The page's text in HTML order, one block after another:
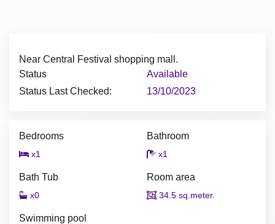
Near Central Festival shopping mall.
Status
Available
Status Last Checked:
13/10/2023
Bedrooms
x1
Bathroom
x1
Bath Tub
x0
Room area
34.5 sq.meter.
Swimming pool